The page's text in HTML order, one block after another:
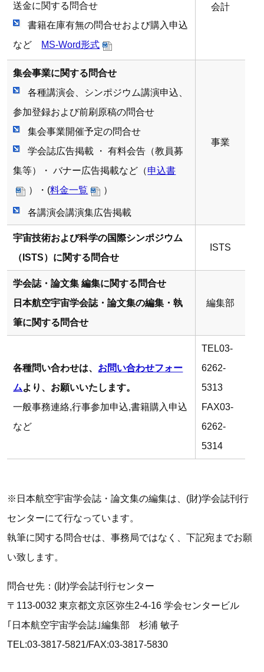
送金に関する問合せ
書籍在庫有無の問合せおよび購入申込
など MS-Word形式
会計
集会事業に関する問合せ
各種講演会、シンポジウム講演申込、
参加登録および前刷原稿の問合せ
集会事業開催予定の問合せ
学会誌広告掲載 ・ 有料会告（教員募
集等）・ バナー広告掲載など（申込書
）・(料金一覧 ）
各講演会講演集広告掲載
事業
宇宙技術および科学の国際シンポジウム
（ISTS）に関する問合せ
ISTS
学会誌・論文集 編集に関する問合せ
日本航空宇宙学会誌・論文集の編集・執
筆に関する問合せ
編集部
各種問い合わせは、 お問い合わせフォー
ムより、お願いいたします。
一般事務連絡,行事参加申込,書籍購入申込
など
TEL03-
6262-
5313
FAX03-
6262-
5314
※日本航空宇宙学会誌・論文集の編集は、(財)学会誌刊行
センターにて行なっています。
執筆に関する問合せは、事務局ではなく、下記宛までお願
い致します。
問合せ先：(財)学会誌刊行センター
〒113-0032 東京都文京区弥生2-4-16 学会センタービル
｢日本航空宇宙学会誌｣編集部 杉浦 敏子
TEL:03-3817-5821/FAX:03-3817-5830